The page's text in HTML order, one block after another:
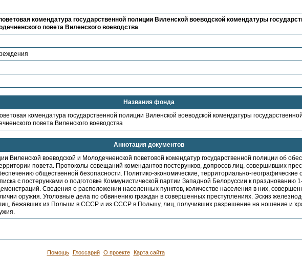
комендатура государственной полиции Виленской воеводской комендатуры
повета Виленского воеводства
Названия фонда
комендатура государственной полиции Виленской воеводской комендатуры
повета Виленского воеводства
Аннотация документов
Виленской воеводской и Молодечненской поветовой комендатур государственной полиции об
повета. Протоколы совещаний комендантов постерунков, допросов лиц, совершивших
общественной безопасности. Политико-экономические, территориально-географические
с постерунками о подготовке Коммунистической партии Западной Белоруссии к празднованию
Сведения о расположении населенных пунктов, количестве населения в них,
оружия. Уголовные дела по обвинению граждан в совершенных преступлениях. Эскиз
бежавших из Польши в СССР и из СССР в Польшу, лиц, получивших разрешение на ношение и
Помощь Глоссарий О проекте Карта сайта